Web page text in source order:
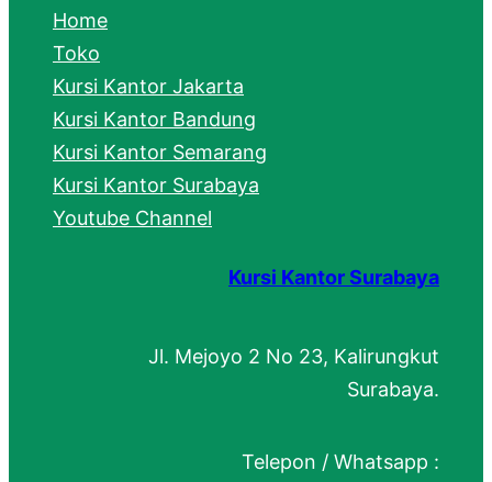
h
Home
Toko
Kursi Kantor Jakarta
Kursi Kantor Bandung
Kursi Kantor Semarang
Kursi Kantor Surabaya
Youtube Channel
Kursi Kantor Surabaya
Jl. Mejoyo 2 No 23, Kalirungkut
Surabaya.
Telepon / Whatsapp :